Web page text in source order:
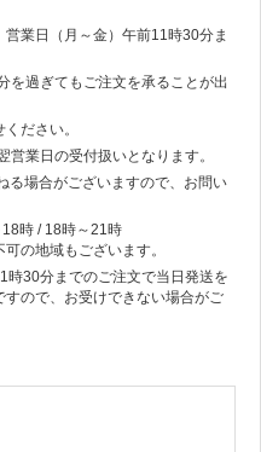
業日（月～金）午前11時30分ま
を過ぎてもご注文を承ることが出
ださい。
業日の受付扱いとなります。
場合がございますので、お問い
時 / 18時～21時
の地域もございます。
30分までのご注文で当日発送を
ので、お受けできない場合がご